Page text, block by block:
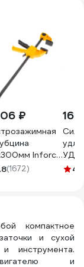
₽
Inforce
34
(1672)
16
с\з
+
4.9
компактное
и сухой
инструмента.
и